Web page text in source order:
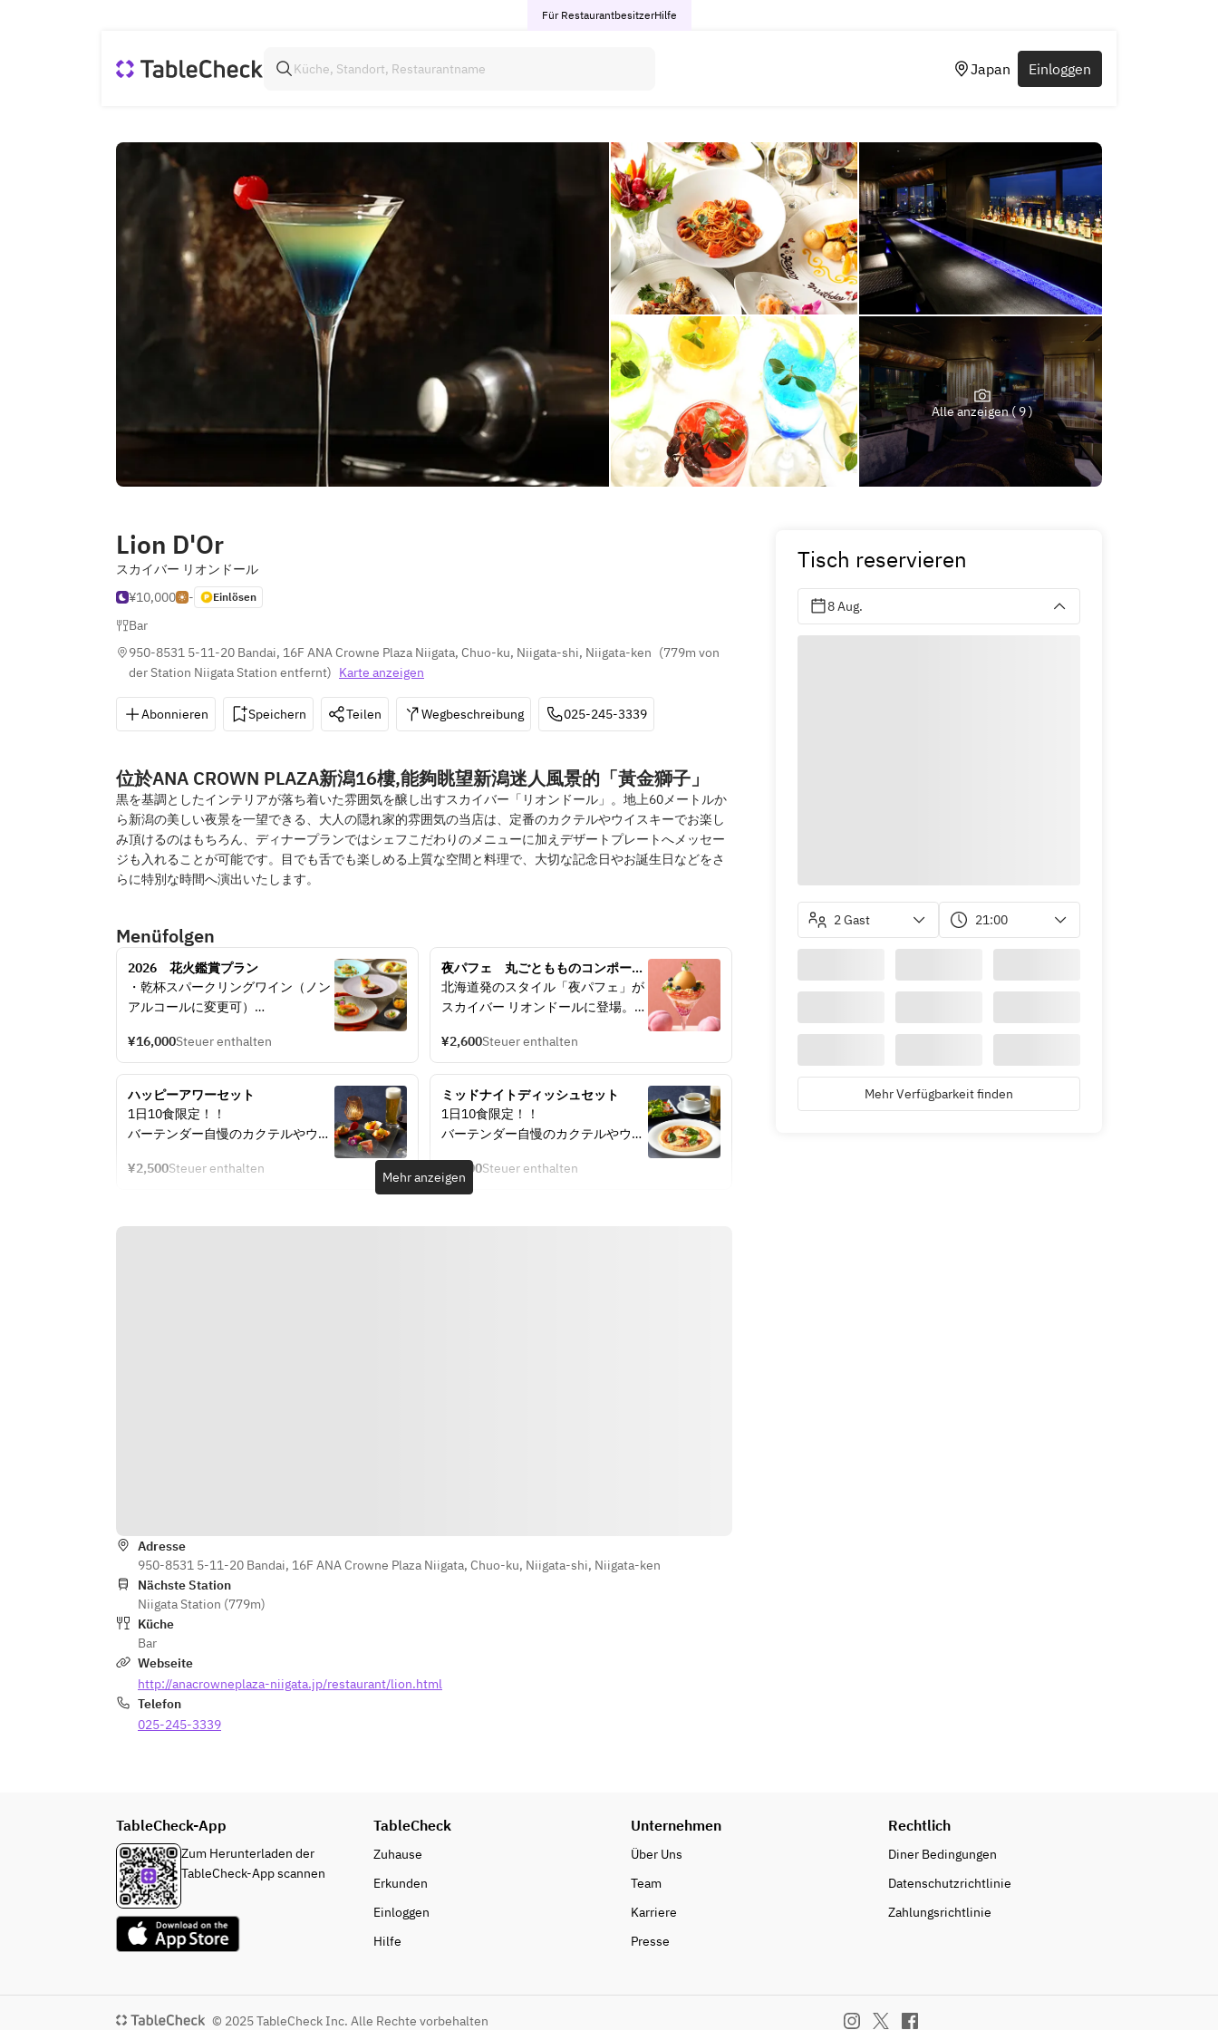
Für RestaurantbesitzerHilfe
Japan Einloggen
Alle anzeigen ( 9 )
Lion D'Or
スカイバー リオンドール
¥10,000
- Einlösen
Bar
950-8531 5-11-20 Bandai, 16F ANA Crowne Plaza Niigata, Chuo-ku, Niigata-shi, Niigata-ken (779m von
der Station Niigata Station entfernt) Karte anzeigen
Abonnieren Speichern Teilen Wegbeschreibung 025-245-3339
位於ANA CROWN PLAZA新潟16樓,能夠眺望新潟迷人風景的「黃金獅子」
黒を基調としたインテリアが落ち着いた雰囲気を醸し出すスカイバー「リオンドール」。地上60メートルか
ら新潟の美しい夜景を一望できる、大人の隠れ家的雰囲気の当店は、定番のカクテルやウイスキーでお楽し
み頂けるのはもちろん、ディナープランではシェフこだわりのメニューに加えデザートプレートへメッセー
ジも入れることが可能です。目でも舌でも楽しめる上質な空間と料理で、大切な記念日やお誕生日などをさ
らに特別な時間へ演出いたします。
Menüfolgen
2026　花火鑑賞プラン
・乾杯スパークリングワイン（ノン
アルコールに変更可）
・海老とアボカドのタルタル ブーケ
野菜と一緒に
・枝豆と生ハムコンソメのパリソワ
ール トウモロコシのかき揚げと枝豆
湯葉
モンケッパーのソース
しと大葉のメートルドテルバター添
¥16,000Steuer enthalten
夜パフェ　丸ごともものコンポート
パフェ
北海道発のスタイル「夜パフェ」が
スカイバー リオンドールに登場。
はいかがでしょう。
¥2,600Steuer enthalten
ハッピーアワーセット
1日10食限定！！
バーテンダー自慢のカクテルやウイ
の夜景とともにお楽しみください。
¥2,500Steuer enthalten
ミッドナイトディッシュセット
1日10食限定！！
バーテンダー自慢のカクテルやウイ
の夜景とともにお楽しみください。
¥3,500Steuer enthalten
Mehr anzeigen
Adresse
950-8531 5-11-20 Bandai, 16F ANA Crowne Plaza Niigata, Chuo-ku, Niigata-shi, Niigata-ken
Nächste Station
Niigata Station (779m)
Küche
Bar
Webseite
http://anacrowneplaza-niigata.jp/restaurant/lion.html
Telefon
025-245-3339
Tisch reservieren
8 Aug.
2 Gast 21:00
Mehr Verfügbarkeit finden
TableCheck-App
Zum Herunterladen der
TableCheck-App scannen
TableCheck
Zuhause
Erkunden
Einloggen
Hilfe
Unternehmen
Über Uns
Team
Karriere
Presse
Rechtlich
Diner Bedingungen
Datenschutzrichtlinie
Zahlungsrichtlinie
© 2025 TableCheck Inc. Alle Rechte vorbehalten